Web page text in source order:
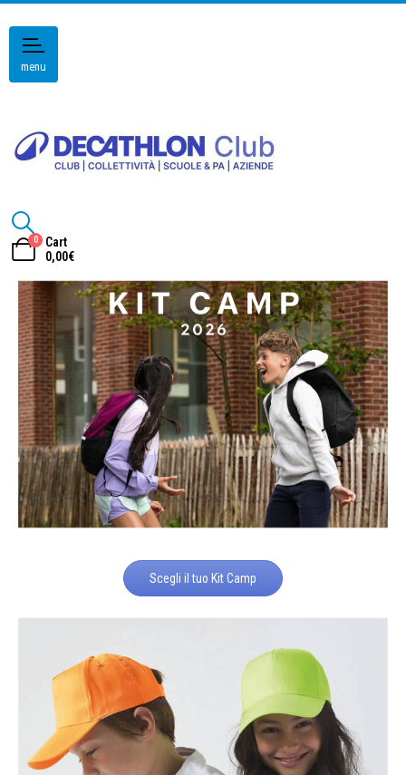
menu
0
Cart
0,00€
Scegli il tuo Kit Camp